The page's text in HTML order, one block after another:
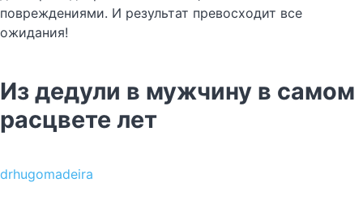
повреждениями. И результат превосходит все
ожидания!
Из дедули в мужчину в самом
расцвете лет
drhugomadeira